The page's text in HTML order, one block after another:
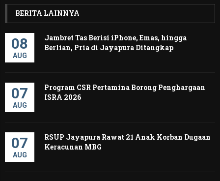
BERITA LAINNYA
08
AUG
Jambret Tas Berisi iPhone, Emas, hingga
Berlian, Pria di Jayapura Ditangkap
07
AUG
Program CSR Pertamina Borong Penghargaan
ISRA 2026
07
AUG
RSUP Jayapura Rawat 21 Anak Korban Dugaan
Keracunan MBG